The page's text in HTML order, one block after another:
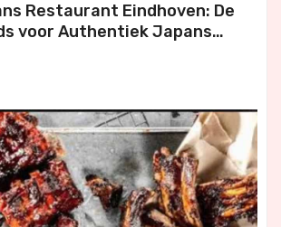
Restaurant Eindhoven: De
voor Authentiek Japans